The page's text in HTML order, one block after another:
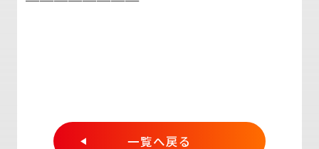
一覧へ戻る